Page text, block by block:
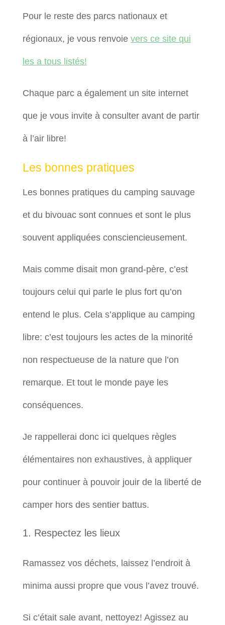
Pour le reste des parcs nationaux et
régionaux, je vous renvoie vers ce site qui
les a tous listés!
Chaque parc a également un site internet
que je vous invite à consulter avant de partir
à l’air libre!
Les bonnes pratiques
Les bonnes pratiques du camping sauvage
et du bivouac sont connues et sont le plus
souvent appliquées consciencieusement.
Mais comme disait mon grand-père, c’est
toujours celui qui parle le plus fort qu’on
entend le plus. Cela s’applique au camping
libre: c’est toujours les actes de la minorité
non respectueuse de la nature que l’on
remarque. Et tout le monde paye les
conséquences.
Je rappellerai donc ici quelques règles
élémentaires non exhaustives, à appliquer
pour continuer à pouvoir jouir de la liberté de
camper hors des sentier battus.
Respectez les lieux
Ramassez vos déchets, laissez l’endroit à
minima aussi propre que vous l’avez trouvé.
Si c’était sale avant, nettoyez! Agissez au